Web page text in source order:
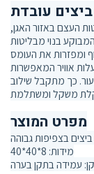
עובדת
העצם באזור האגן,
בנוי מבליטות
ומפזרות את העומס
אוויר המאפשרות
כך מתקבל שילוב
מפרט המוצר
בצפיפות גבוהה
מידות: 8*40*40